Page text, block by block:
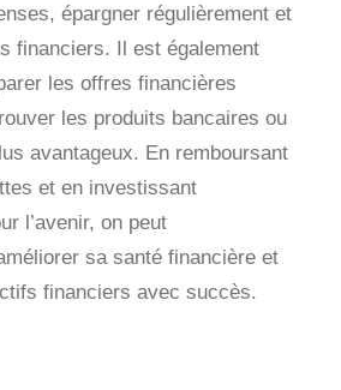
épargner régulièrement et
financiers. Il est également
les offres financières
les produits bancaires ou
avantageux. En remboursant
et en investissant
l’avenir, on peut
sa santé financière et
financiers avec succès.